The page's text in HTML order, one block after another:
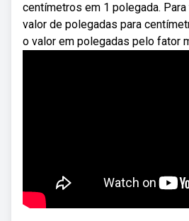
centímetros em 1 polegada.
valor de polegadas para
o valor em polegadas pelo fator